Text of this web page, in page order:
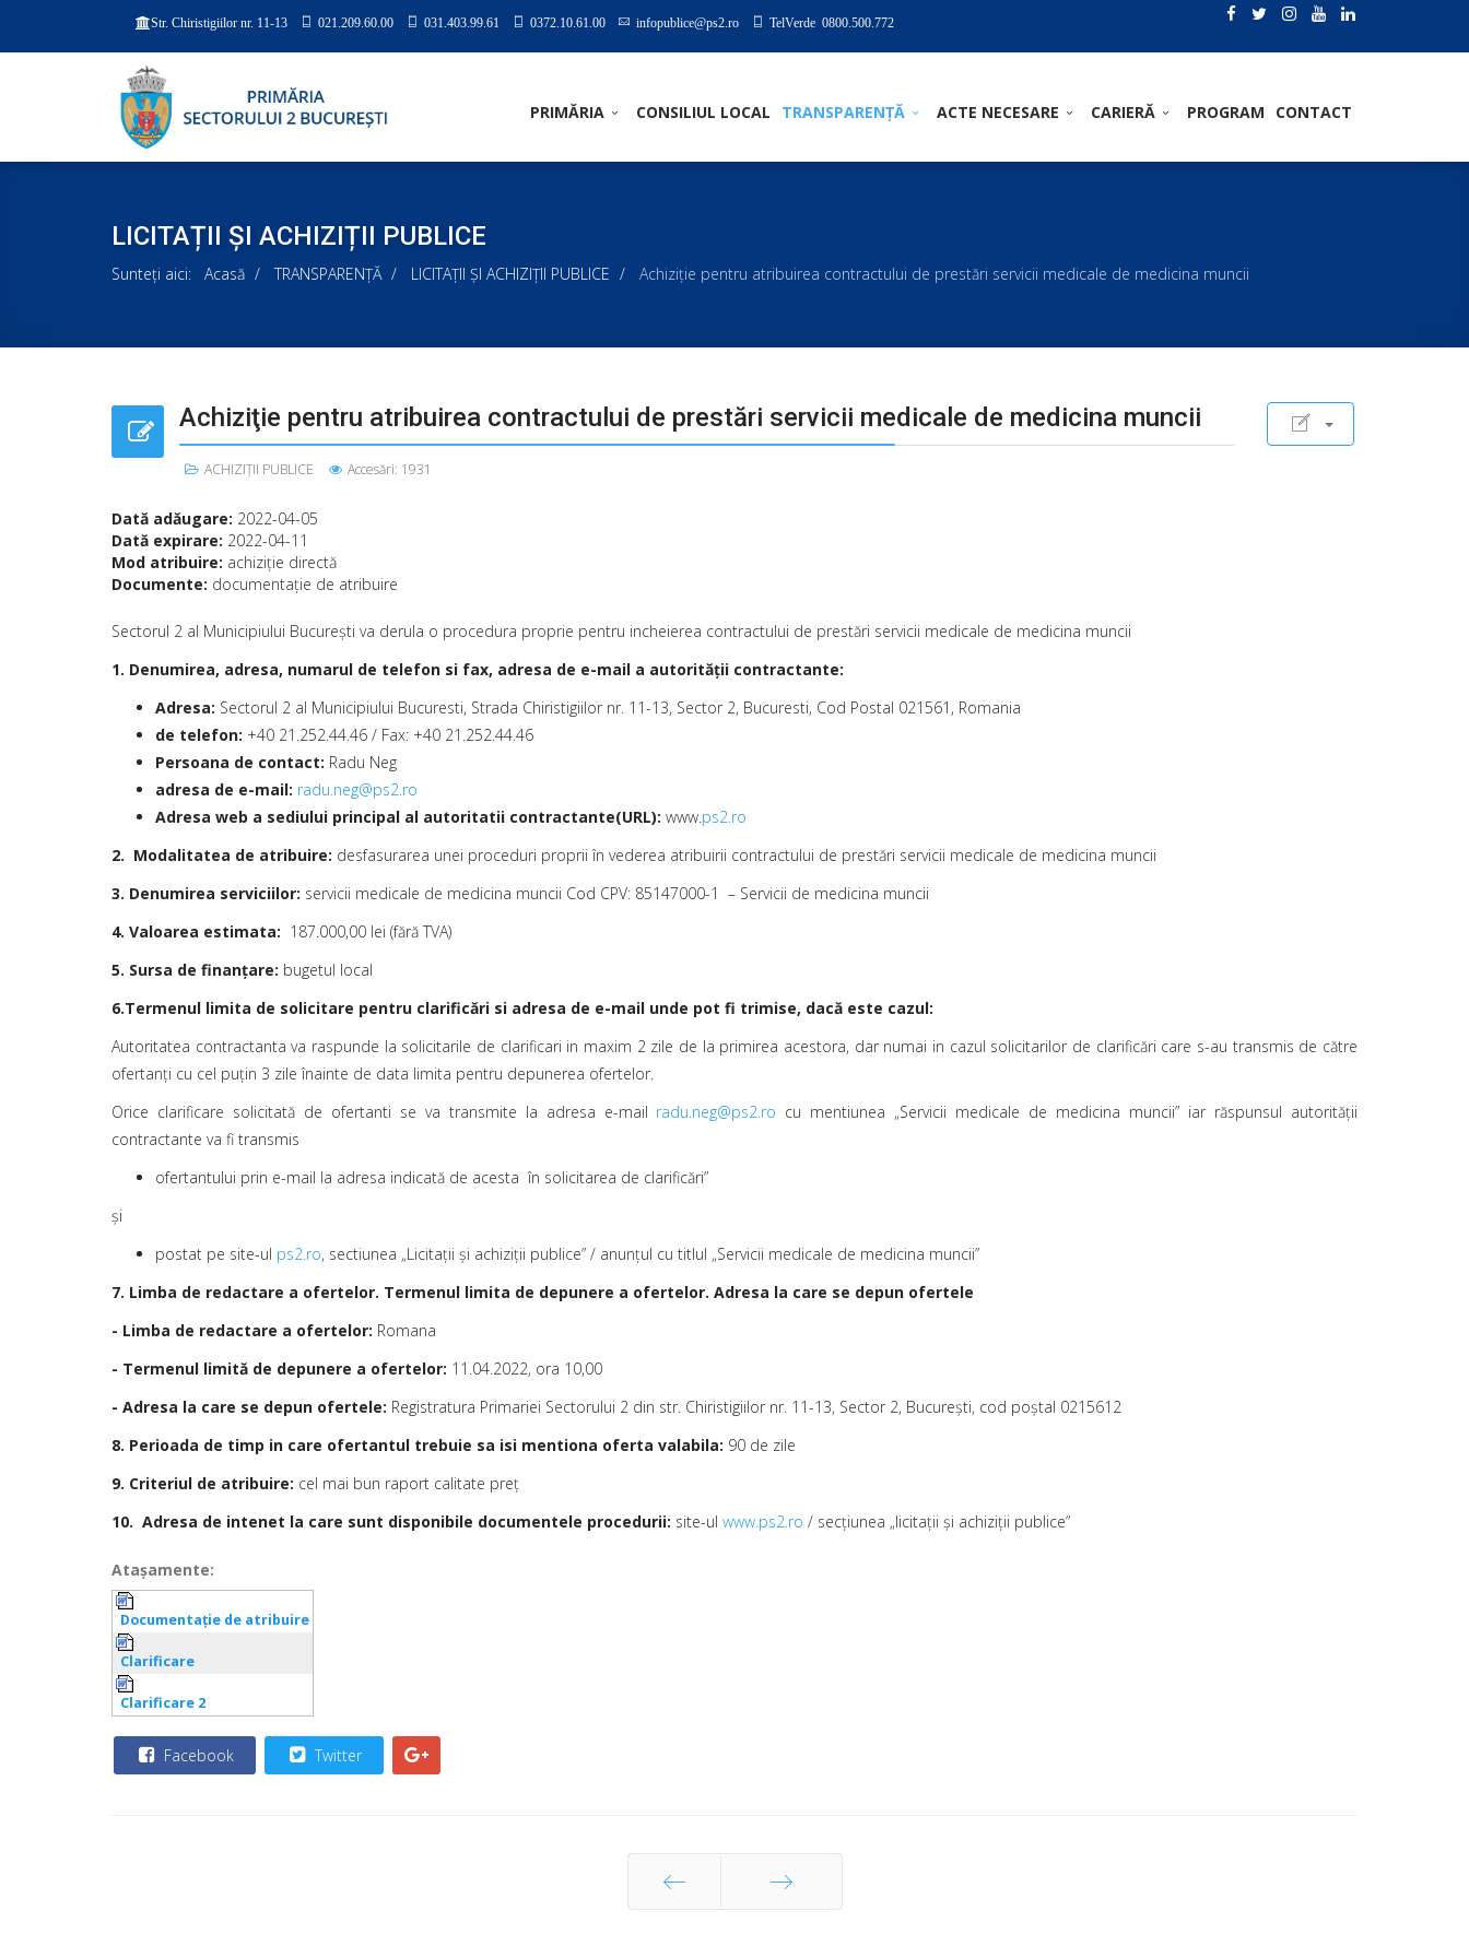
Str. Chiristigiilor nr. 11-13 021.209.60.00 031.403.99.61 0372.10.61.00 infopublice@ps2.ro TelVerde 0800.500.772
PRIMĂRIA CONSILIUL LOCAL TRANSPARENȚĂ ACTE NECESARE CARIERĂ PROGRAM CONTACT
LICITAȚII ȘI ACHIZIȚII PUBLICE
Sunteți aici: Acasă TRANSPARENȚĂ LICITAȚII ȘI ACHIZIȚII PUBLICE Achiziţie pentru atribuirea contractului de prestări servicii medicale de medicina muncii
Achiziţie pentru atribuirea contractului de prestări servicii medicale de medicina muncii
ACHIZIȚII PUBLICE Accesări: 1931
Dată adăugare: 2022-04-05
Dată expirare: 2022-04-11
Mod atribuire: achiziţie directă
Documente: documentaţie de atribuire
Sectorul 2 al Municipiului Bucureşti va derula o procedura proprie pentru incheierea contractului de prestări servicii medicale de medicina muncii
1. Denumirea, adresa, numarul de telefon si fax, adresa de e-mail a autorităţii contractante:
Adresa: Sectorul 2 al Municipiului Bucuresti, Strada Chiristigiilor nr. 11-13, Sector 2, Bucuresti, Cod Postal 021561, Romania
de telefon: +40 21.252.44.46 / Fax: +40 21.252.44.46
Persoana de contact: Radu Neg
adresa de e-mail: radu.neg@ps2.ro
Adresa web a sediului principal al autoritatii contractante(URL): www.ps2.ro
2. Modalitatea de atribuire: desfasurarea unei proceduri proprii în vederea atribuirii contractului de prestări servicii medicale de medicina muncii
3. Denumirea serviciilor: servicii medicale de medicina muncii Cod CPV: 85147000-1 – Servicii de medicina muncii
4. Valoarea estimata: 187.000,00 lei (fără TVA)
5. Sursa de finanțare: bugetul local
6.Termenul limita de solicitare pentru clarificări si adresa de e-mail unde pot fi trimise, dacă este cazul:
Autoritatea contractanta va raspunde la solicitarile de clarificari in maxim 2 zile de la primirea acestora, dar numai in cazul solicitarilor de clarificări care s-au transmis de către
ofertanţi cu cel puţin 3 zile înainte de data limita pentru depunerea ofertelor.
Orice clarificare solicitată de ofertanti se va transmite la adresa e-mail radu.neg@ps2.ro cu mentiunea „Servicii medicale de medicina muncii” iar răspunsul autorităţii
contractante va fi transmis
ofertantului prin e-mail la adresa indicată de acesta în solicitarea de clarificări”
şi
postat pe site-ul ps2.ro, sectiunea „Licitaţii şi achiziţii publice” / anunţul cu titlul „Servicii medicale de medicina muncii”
7. Limba de redactare a ofertelor. Termenul limita de depunere a ofertelor. Adresa la care se depun ofertele
- Limba de redactare a ofertelor: Romana
- Termenul limită de depunere a ofertelor: 11.04.2022, ora 10,00
- Adresa la care se depun ofertele: Registratura Primariei Sectorului 2 din str. Chiristigiilor nr. 11-13, Sector 2, Bucureşti, cod poştal 0215612
8. Perioada de timp in care ofertantul trebuie sa isi mentiona oferta valabila: 90 de zile
9. Criteriul de atribuire: cel mai bun raport calitate preţ
10. Adresa de intenet la care sunt disponibile documentele procedurii: site-ul www.ps2.ro / secţiunea „licitaţii şi achiziţii publice”
Ataşamente:
Documentaţie de atribuire
Clarificare
Clarificare 2
Facebook Twitter